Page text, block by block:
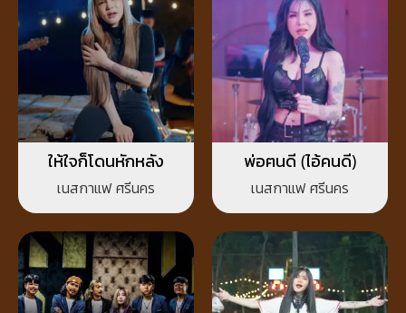
ให้ใจก็โดนหักหลัง
เนสกาแฟ ศรีนคร
พ่อฅนดี (ไอ้คนดี)
เนสกาแฟ ศรีนคร